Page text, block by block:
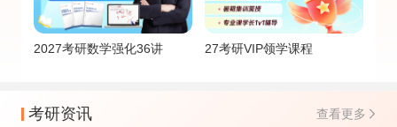
2027考研数学强化36讲 27考研VIP领学课程
考研资讯 查看更多